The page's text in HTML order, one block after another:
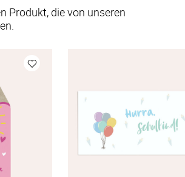
Produkt, die von unseren